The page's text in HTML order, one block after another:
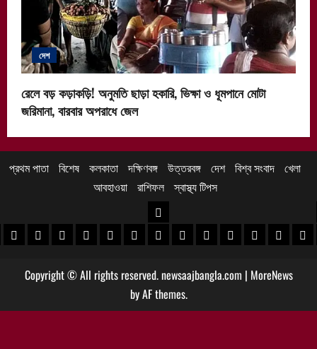
দেশ
রেলে বড় কড়াকড়ি! অনুমতি ছাড়া হকারি, ভিক্ষা ও ধূমপানে মোটা
জরিমানা, বারবার অপরাধে জেল
প্রথম পাতা বিশেষ কলকাতা দক্ষিণবঙ্গ উত্তরবঙ্গ দেশ বিশ্ব সংবাদ খেলা
আবহাওয়া
রাশিফল স্বাস্থ্য টিপস
খবর
খবর
পুরুলিয়া খবর
বাঁকুড়া খবরপশ্চিম বর্ধমান খবর
পূর্ব বর্ধমান খবর
বীরভূম খবরমুর্শিদাবাদ খবর
উত্তরবঙ্গ
কোচবিহার নিউজ
আলিপুরদুয়ার খবর
জলপাইগুড়ি খবর
শিলিগুড়ি খবর
উত্তরদক্ষিণ
Copyright © All rights reserved. newsaajbangla.com | MoreNews
by AF themes.